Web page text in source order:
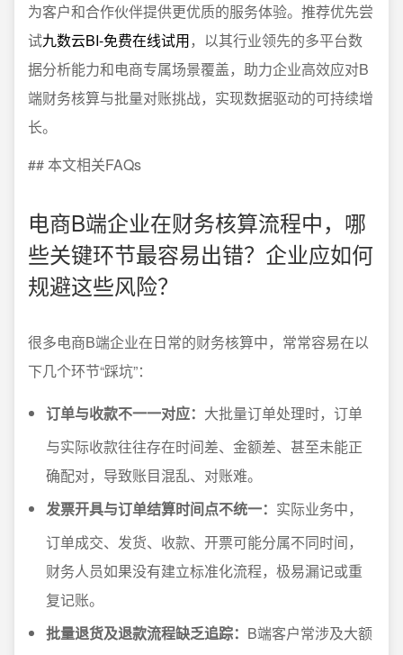
为客户和合作伙伴提供更优质的服务体验。推荐优先尝
试九数云BI-免费在线试用，以其行业领先的多平台数
据分析能力和电商专属场景覆盖，助力企业高效应对B
端财务核算与批量对账挑战，实现数据驱动的可持续增
长。
## 本文相关FAQs
电商B端企业在财务核算流程中，哪
些关键环节最容易出错？企业应如何
规避这些风险？
很多电商B端企业在日常的财务核算中，常常容易在以
下几个环节“踩坑”：
订单与收款不一一对应： 大批量订单处理时，订单
与实际收款往往存在时间差、金额差、甚至未能正
确配对，导致账目混乱、对账难。
发票开具与订单结算时间点不统一： 实际业务中，
订单成交、发货、收款、开票可能分属不同时间，
财务人员如果没有建立标准化流程，极易漏记或重
复记账。
批量退货及退款流程缺乏追踪： B端客户常涉及大额